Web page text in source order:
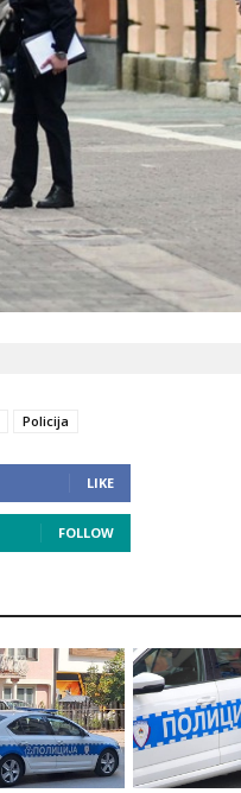
Policija
LIKE
FOLLOW